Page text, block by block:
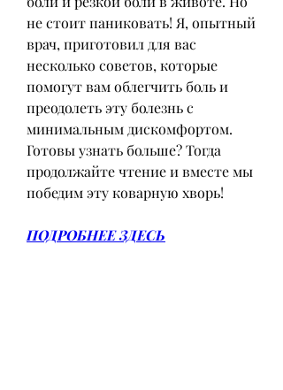
не стоит паниковать! Я, опытный
врач, приготовил для вас
несколько советов, которые
помогут вам облегчить боль и
преодолеть эту болезнь с
минимальным дискомфортом.
Готовы узнать больше? Тогда
продолжайте чтение и вместе мы
победим эту коварную хворь!
ПОДРОБНЕЕ ЗДЕСЬ